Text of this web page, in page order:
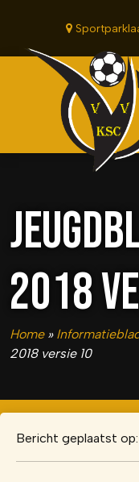
2018
Home»
2018 versie 10
Bericht geplaatst op: